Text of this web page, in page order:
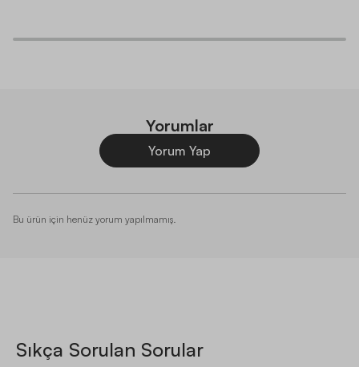
Yorumlar
Yorum Yap
Bu ürün için henüz yorum yapılmamış.
Sıkça Sorulan Sorular